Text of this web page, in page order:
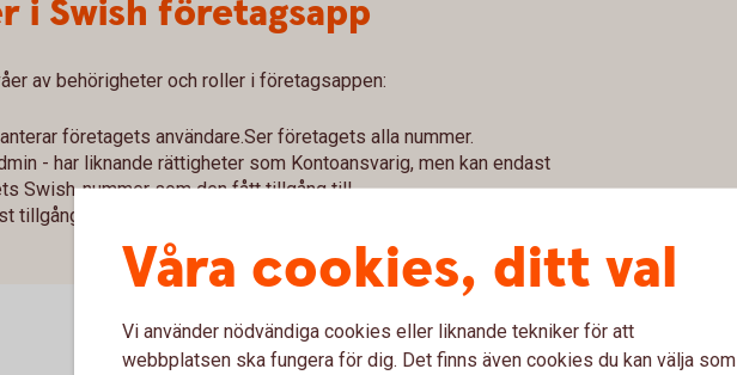
i Swish företagsapp
av behörigheter och roller i företagsappen:
företagets användare.Ser företagets alla nummer.
- har liknande rättigheter som Kontoansvarig, men kan endast
Swish-nummer som den fått tillgång till.
tillgång till appen under en specificerad tidsperiod, ett så kallat
Våra cookies, ditt val
Vi använder nödvändiga cookies eller liknande tekniker för att
webbplatsen ska fungera för dig. Det finns även cookies du kan välja som